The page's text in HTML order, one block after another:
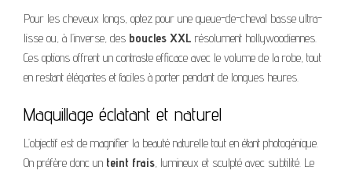
Pour les cheveux longs, optez pour une queue-de-cheval basse ultra-
lisse ou, à l’inverse, des boucles XXL résolument hollywoodiennes.
Ces options offrent un contraste efficace avec le volume de la robe, tout
en restant élégantes et faciles à porter pendant de longues heures.
Maquillage éclatant et naturel
L’objectif est de magnifier la beauté naturelle tout en étant photogénique.
On préfère donc un teint frais, lumineux et sculpté avec subtilité. Le